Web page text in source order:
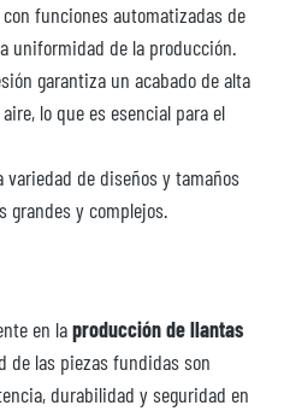
funciones automatizadas de
uniformidad de la producción.
garantiza un acabado de alta
lo que es esencial para el
variedad de diseños y tamaños
grandes y complejos.
en laproducción de llantas
de las piezas fundidas son
durabilidad y seguridad en